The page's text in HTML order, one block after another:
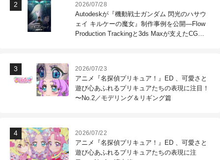
2026/07/28
Autodeskが『機動戦士ガンダム 閃光のハサウ
ェイ キルケーの魔女』制作事例を公開―Flow
Production Trackingと3ds Maxが支えたCG制
2026/07/23
アニメ『名探偵プリキュア！』ED 、可愛さと
遊び心あふれるプリキュアたちの表現に注目！
〜No.2／モデリング＆リギング篇
2026/07/22
アニメ『名探偵プリキュア！』ED 、可愛さと
遊び心あふれるプリキュアたちの表現に注